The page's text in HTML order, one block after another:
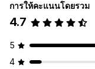
การให้คะแนนโดยรวม
4.7
5
4